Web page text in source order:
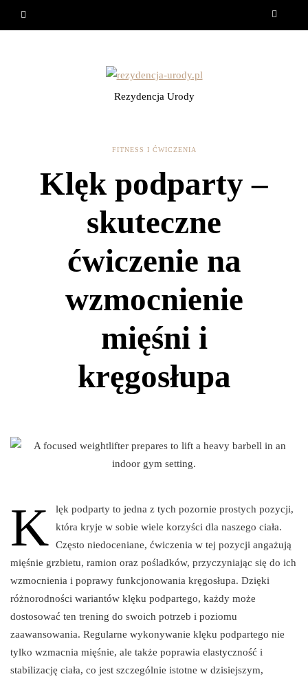
Rezydencja Urody
FITNESS I ĆWICZENIA
Klęk podparty –
skuteczne
ćwiczenie na
wzmocnienie
mięśni i
kręgosłupa
K
lęk podparty to jedna z tych pozornie prostych pozycji,
która kryje w sobie wiele korzyści dla naszego ciała.
Często niedoceniane, ćwiczenia w tej pozycji angażują
mięśnie grzbietu, ramion oraz pośladków, przyczyniając się do ich
wzmocnienia i poprawy funkcjonowania kręgosłupa. Dzięki
różnorodności wariantów klęku podpartego, każdy może
dostosować ten trening do swoich potrzeb i poziomu
zaawansowania. Regularne wykonywanie klęku podpartego nie
tylko wzmacnia mięśnie, ale także poprawia elastyczność i
stabilizację ciała, co jest szczególnie istotne w dzisiejszym,